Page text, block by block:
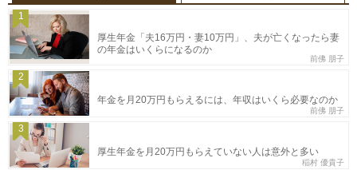
1
厚生年金「夫16万円・妻10万円」、夫が亡くなったら妻
の年金はいくらになるのか
前佛 朋子
2
年金を月20万円もらえるには、年収はいくら必要なのか
前佛 朋子
3
厚生年金を月20万円もらえていない人は意外と多い
稲村 優貴子